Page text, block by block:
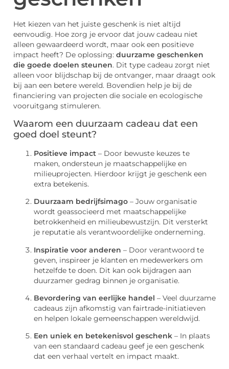
Het kiezen van het juiste geschenk is niet altijd
eenvoudig. Hoe zorg je ervoor dat jouw cadeau niet
alleen gewaardeerd wordt, maar ook een positieve
impact heeft? De oplossing: duurzame geschenken
die goede doelen steunen. Dit type cadeau zorgt niet
alleen voor blijdschap bij de ontvanger, maar draagt ook
bij aan een betere wereld. Bovendien help je bij de
financiering van projecten die sociale en ecologische
vooruitgang stimuleren.
Waarom een duurzaam cadeau dat een
goed doel steunt?
Positieve impact – Door bewuste keuzes te
maken, ondersteun je maatschappelijke en
milieuprojecten. Hierdoor krijgt je geschenk een
extra betekenis.
Duurzaam bedrijfsimago – Jouw organisatie
wordt geassocieerd met maatschappelijke
betrokkenheid en milieubewustzijn. Dit versterkt
je reputatie als verantwoordelijke onderneming.
Inspiratie voor anderen – Door verantwoord te
geven, inspireer je klanten en medewerkers om
hetzelfde te doen. Dit kan ook bijdragen aan
duurzamer gedrag binnen je organisatie.
Bevordering van eerlijke handel – Veel duurzame
cadeaus zijn afkomstig van fairtrade-initiatieven
en helpen lokale gemeenschappen wereldwijd.
Een uniek en betekenisvol geschenk – In plaats
van een standaard cadeau geef je een geschenk
dat een verhaal vertelt en impact maakt.